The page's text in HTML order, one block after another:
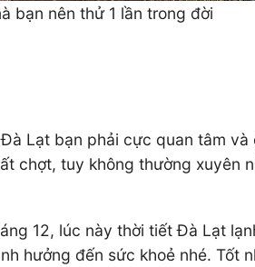
bạn nên thử 1 lần trong đời
Lạt bạn phải cực quan tâm
chợt, tuy không thường
12, lúc này thời tiết Đà Lạt
hưởng đến sức khoẻ nhé.